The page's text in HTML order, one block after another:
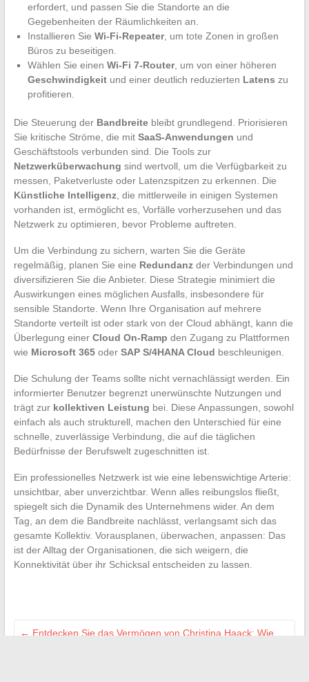
erfordert, und passen Sie die Standorte an die
Gegebenheiten der Räumlichkeiten an.
Installieren Sie Wi-Fi-Repeater, um tote Zonen in großen
Büros zu beseitigen.
Wählen Sie einen Wi-Fi 7-Router, um von einer höheren
Geschwindigkeitund einer deutlich reduzierten Latens zu
profitieren.
Die Steuerung der Bandbreitebleibt grundlegend. Priorisieren
Sie kritische Ströme, die mit SaaS-Anwendungen und
Geschäftstools verbunden sind. Die Tools zur
Netzwerküberwachung sind wertvoll, um die Verfügbarkeit zu
messen, Paketverluste oder Latenzspitzen zu erkennen. Die
Künstliche Intelligenz, die mittlerweile in einigen Systemen
vorhanden ist, ermöglicht es, Vorfälle vorherzusehen und das
Netzwerk zu optimieren, bevor Probleme auftreten.
Um die Verbindung zu sichern, warten Sie die Geräte
regelmäßig, planen Sie eine Redundanzder Verbindungen und
diversifizieren Sie die Anbieter. Diese Strategie minimiert die
Auswirkungen eines möglichen Ausfalls, insbesondere für
sensible Standorte. Wenn Ihre Organisation auf mehrere
Standorte verteilt ist oder stark von der Cloud abhängt, kann die
Überlegung einer Cloud On-Ramp den Zugang zu Plattformen
wie Microsoft 365oder SAP S/4HANA Cloud beschleunigen.
Die Schulung der Teams sollte nicht vernachlässigt werden. Ein
informierter Benutzer begrenzt unerwünschte Nutzungen und
trägt zur kollektiven Leistung bei. Diese Anpassungen, sowohl
einfach als auch strukturell, machen den Unterschied für eine
schnelle, zuverlässige Verbindung, die auf die täglichen
Bedürfnisse der Berufswelt zugeschnitten ist.
Ein professionelles Netzwerk ist wie eine lebenswichtige Arterie:
unsichtbar, aber unverzichtbar. Wenn alles reibungslos fließt,
spiegelt sich die Dynamik des Unternehmens wider. An dem
Tag, an dem die Bandbreite nachlässt, verlangsamt sich das
gesamte Kollektiv. Vorausplanen, überwachen, anpassen: Das
ist der Alltag der Organisationen, die sich weigern, die
Konnektivität über ihr Schicksal entscheiden zu lassen.
← Entdecken Sie das Vermögen von Christina Haack: Wie